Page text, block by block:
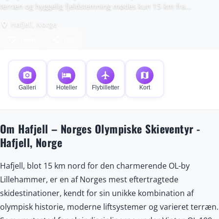
terræn og hyggelig fjeldstemning mødes kun 15 km fra
to timer fra Oslo.
place Hafjell, Norge
photo_camera
Galleri
hotel
Hoteller
flight
Flybilletter
map
Kort
Om Hafjell – Norges Olympiske Skieventyr -
Hafjell, Norge
Hafjell, blot 15 km nord for den charmerende OL-by
Lillehammer, er en af Norges mest eftertragtede
skidestinationer, kendt for sin unikke kombination af
olympisk historie, moderne liftsystemer og varieret terræn.